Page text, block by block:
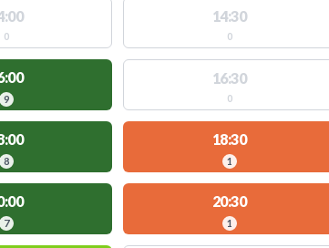
0
14:30
0
9
16:30
0
8
18:30
1
7
20:30
1